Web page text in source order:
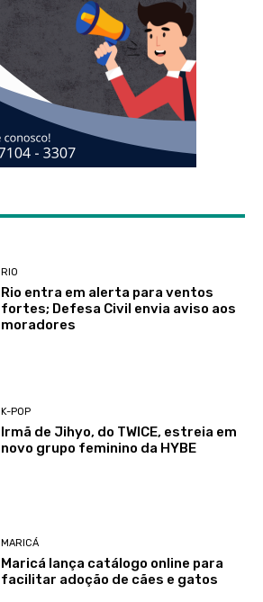
RIO
Rio entra em alerta para ventos
fortes; Defesa Civil envia aviso aos
moradores
K-POP
Irmã de Jihyo, do TWICE, estreia em
novo grupo feminino da HYBE
MARICÁ
Maricá lança catálogo online para
facilitar adoção de cães e gatos